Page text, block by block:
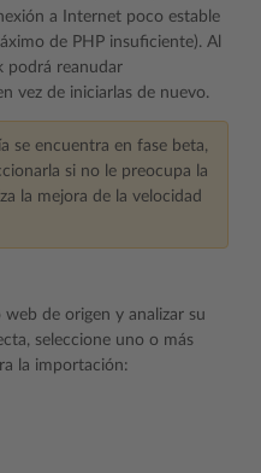
a Internet poco estable
de PHP insuficiente). Al
podrá reanudar
vez de iniciarlas de nuevo.
se encuentra en fase beta,
si no le preocupa la
la mejora de la velocidad
de origen y analizar su
seleccione uno o más
la importación: